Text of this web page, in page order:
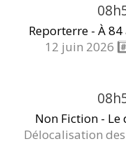
Reporterre - À
12 juin 2026
Non Fiction -
Délocalisation